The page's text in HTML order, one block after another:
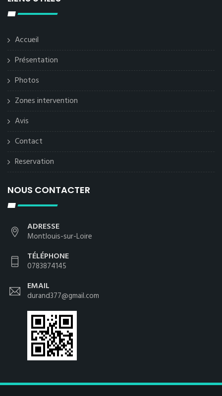
Accueil
Présentation
Photos
Zones intervention
Avis
Contact
Reservation
NOUS CONTACTER
ADRESSE
Montlouis-sur-Loire
TÉLÉPHONE
0783874145
EMAIL
durand377@gmail.com